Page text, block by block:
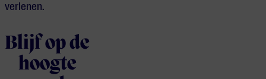
verlenen.
Blijf op de
hoogte